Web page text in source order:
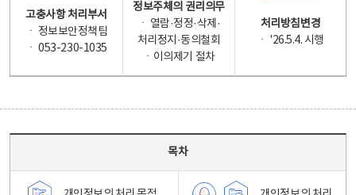
고충사항 처리부서
ㆍ 정보보안정책팀
ㆍ 053-230-1035
정보주체의 권리의무
ㆍ 열람·정정·삭제·
처리정지·동의철회
ㆍ이의제기 절차
처리방침변경
ㆍ '26.5.4. 시행
목차